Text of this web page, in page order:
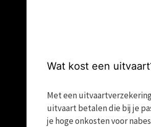
Wat kost een
Met een
uitvaart betalen die bij je
je hoge onkosten voor